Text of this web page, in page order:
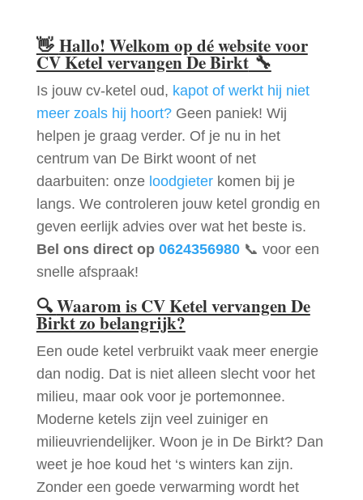
👋 Hallo! Welkom op dé website voor
CV Ketel vervangen De Birkt🔧
Is jouw cv-ketel oud, kapot of werkt hij niet
meer zoals hij hoort?Geen paniek! Wij
helpen je graag verder. Of je nu in het
centrum van De Birkt woont of net
daarbuiten: onze loodgieterkomen bij je
langs. We controleren jouw ketel grondig en
geven eerlijk advies over wat het beste is.
Bel ons direct op 0624356980📞 voor een
snelle afspraak!
🔍Waarom is CV Ketel vervangen De
Birkt zo belangrijk?
Een oude ketel verbruikt vaak meer energie
dan nodig. Dat is niet alleen slecht voor het
milieu, maar ook voor je portemonnee.
Moderne ketels zijn veel zuiniger en
milieuvriendelijker. Woon je in De Birkt? Dan
weet je hoe koud het ‘s winters kan zijn.
Zonder een goede verwarming wordt het